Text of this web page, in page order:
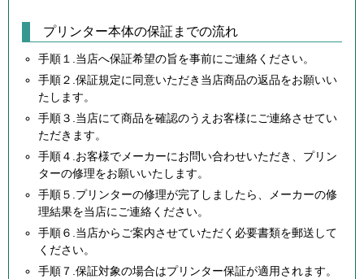
プリンター本体の保証までの流れ
手順１.当店へ保証希望の旨を事前にご連絡ください。
手順２.保証規定に同意いただき当店商品の返品をお願いい
たします。
手順３.当店にて商品を確認のうえお客様にご連絡させてい
ただきます。
手順４.お客様でメーカーにお問い合わせいただき、プリン
ターの修理をお願いいたします。
手順５.プリンターの修理が完了しましたら、メーカーの修
理結果を当店にご連絡ください。
手順６.当店からご案内させていただく必要書類を郵送して
ください。
手順７.保証対象の場合はプリンター保証が適用されます。